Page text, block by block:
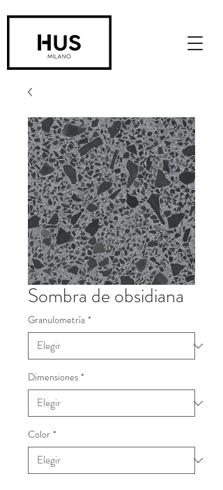
Sombra de obsidiana
Granulometría *
Dimensiones *
Color *